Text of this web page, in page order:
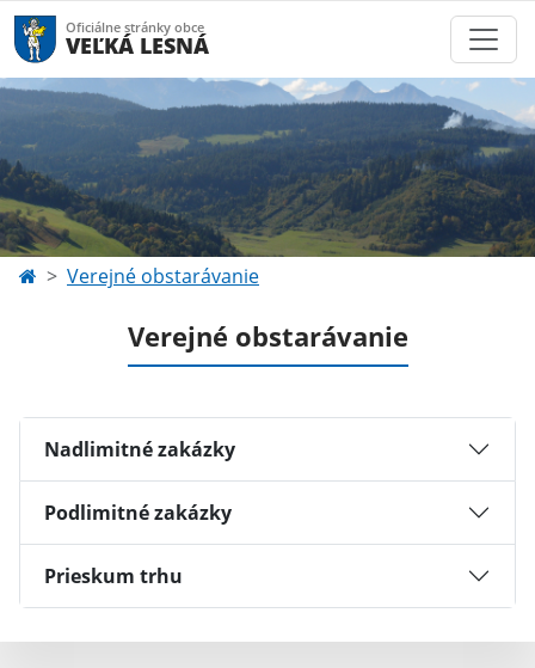
Oficiálne stránky obce
VEĽKÁ LESNÁ
Verejné obstarávanie
Verejné obstarávanie
Nadlimitné zakázky
Podlimitné zakázky
Prieskum trhu